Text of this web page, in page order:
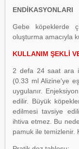
ENDİKASYONLARI
Gebe köpeklerde
oluşturma amacıyla
KULLANIM ŞEKLİ
2 defa 24 saat ara
(0.33 ml Alizine'ye
uygulanır.
edilir. Büyük
edilmesi tavsiye
ihtiva etmez. Bu
pamuk ile temizlenir.